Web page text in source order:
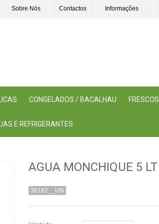
Sobre Nós Contactos Informações
CONGELADOS / BACALHAU FRESCOS
E REFRIGERANTES
AGUA MONCHIQUE 5 LT
36182__UN